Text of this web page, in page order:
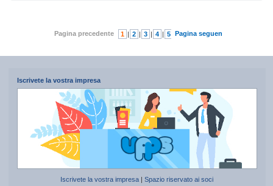
Pagina precedente 1 2 3 4 5 6 | 7
Pagina seguente
Iscrivete la vostra impresa
Iscrivete la vostra impresa |Spazio riservato ai soci